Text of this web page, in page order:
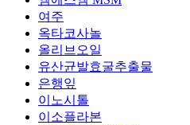
여주
옥타코사놀
올리브오일
유산균발효굴추출물
은행잎
이노시톨
이소플라본